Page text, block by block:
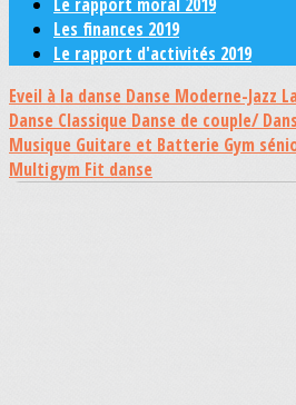
Les finances 2019
Le rapport d'activités 2019
Eveil à la danse Danse Moderne-Jazz
Danse Classique Danse de couple/
Musique Guitare et Batterie Gym
Multigym Fit danse